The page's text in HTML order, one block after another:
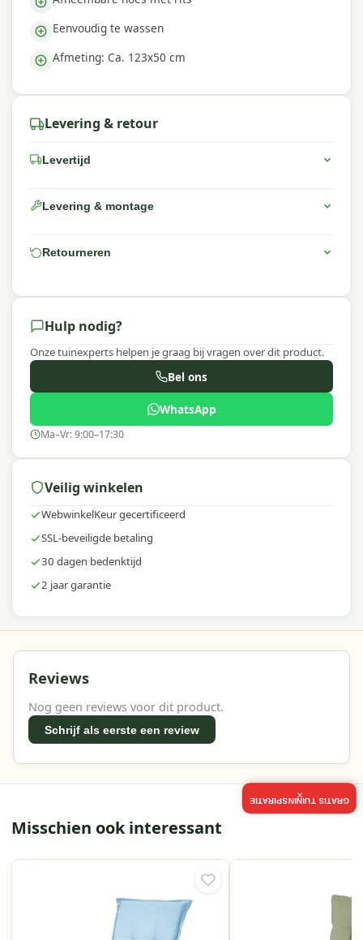
Eenvoudig te wassen
Afmeting: Ca. 123x50 cm
Levering & retour
Levertijd
Levering & montage
Retourneren
Hulp nodig?
Onze tuinexperts helpen je graag bij vragen over dit product.
Bel ons
WhatsApp
Ma–Vr: 9:00–17:30
Veilig winkelen
WebwinkelKeur gecertificeerd
SSL-beveiligde betaling
30 dagen bedenktijd
2 jaar garantie
Reviews
Nog geen reviews voor dit product.
Schrijf als eerste een review
Misschien ook interessant
GRATIS TUININSPIRATIE
×